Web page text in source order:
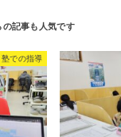
塾での指導